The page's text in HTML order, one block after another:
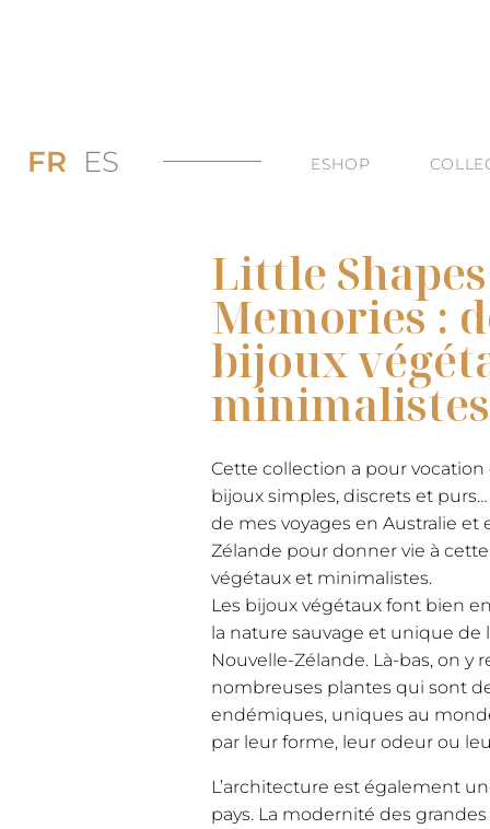
FR ES ESHOP
LES BAGUES
LES COLLIERS
LES BOUCLES
LES BRACELETS
TOUTES LES
Little
Memories :
bijoux
minimalistes
Cette collection a pour
bijoux simples, discrets et
de mes voyages en Australie et
Zélande pour donner vie à
végétaux et minimalistes.
Les bijoux végétaux font bien
la nature sauvage et unique de
Nouvelle-Zélande. Là-bas, on y
nombreuses plantes qui sont
endémiques, uniques au
par leur forme, leur odeur ou
L’architecture est également
pays. La modernité des